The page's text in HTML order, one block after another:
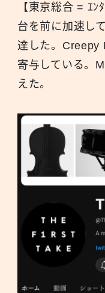
【東京総合 = ｴ
台を前に加速し
達した。Creepy
寄与している。
えた。